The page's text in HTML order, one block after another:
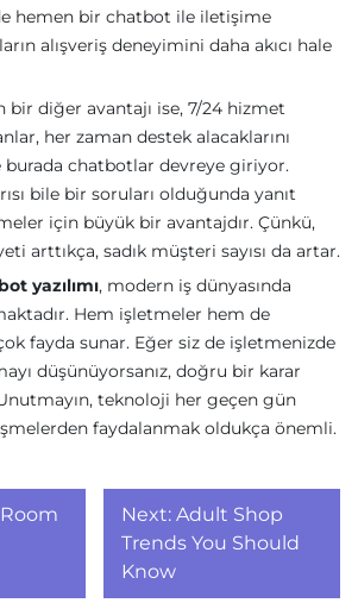
hemen bir chatbot ile iletişime
alışveriş deneyimini daha akıcı hale
bir diğer avantajı ise, 7/24 hizmet
her zaman destek alacaklarını
burada chatbotlar devreye giriyor.
bile bir soruları olduğunda yanıt
için büyük bir avantajdır. Çünkü,
arttıkça, sadık müşteri sayısı da artar.
yazılımı, modern iş dünyasında
Hem işletmeler hem de
fayda sunar. Eğer siz de işletmenizde
düşünüyorsanız, doğru bir karar
teknoloji her geçen gün
faydalanmak oldukça önemli.
Next: Adult Shop
Trends You Should
Know